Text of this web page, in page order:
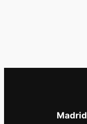
Madrid